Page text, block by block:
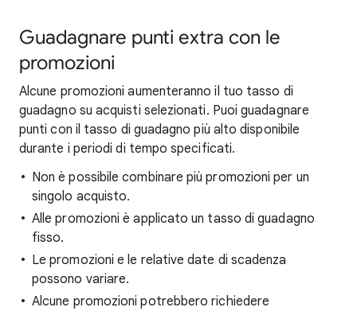
Guadagnare punti extra con le
promozioni
Alcune promozioni aumenteranno il tuo tasso di
guadagno su acquisti selezionati. Puoi guadagnare
punti con il tasso di guadagno più alto disponibile
durante i periodi di tempo specificati.
Non è possibile combinare più promozioni per un
singolo acquisto.
Alle promozioni è applicato un tasso di guadagno
fisso.
Le promozioni e le relative date di scadenza
possono variare.
Alcune promozioni potrebbero richiedere